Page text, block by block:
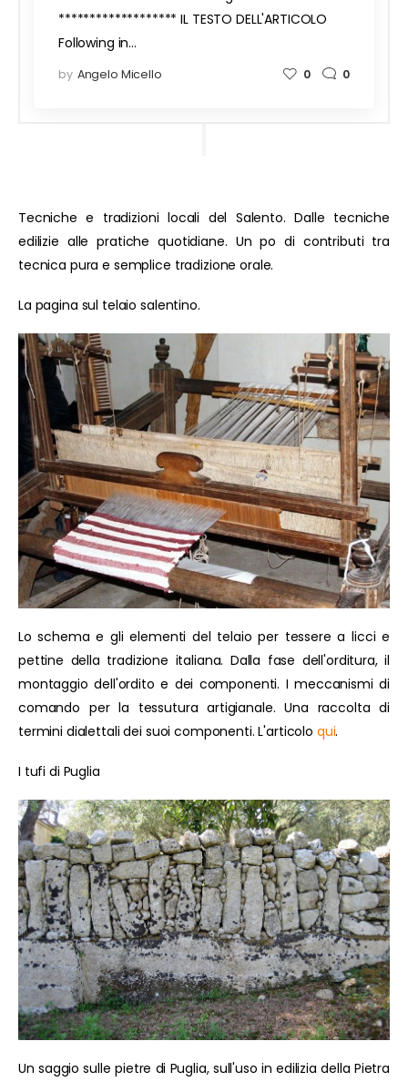
******************* IL TESTO DELL'ARTICOLO
Following in…
by Angelo Micello 0 0
Tecniche e tradizioni locali del Salento. Dalle tecniche
edilizie alle pratiche quotidiane. Un po di contributi tra
tecnica pura e semplice tradizione orale.
La pagina sul telaio salentino.
Lo schema e gli elementi del telaio per tessere a licci e
pettine della tradizione italiana. Dalla fase dell'orditura, il
montaggio dell'ordito e dei componenti. I meccanismi di
comando per la tessutura artigianale. Una raccolta di
termini dialettali dei suoi componenti. L'articolo qui.
I tufi di Puglia
Un saggio sulle pietre di Puglia, sull'uso in edilizia della Pietra